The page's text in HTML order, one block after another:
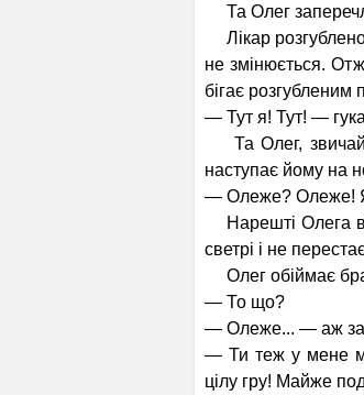
Та Олег
Лікар
не змінюється.
бігає розгубленим
— Тут я! Тут! —
Та Олег,
наступає йому на
— Олеже? Олеже!
Нарешті Олега
светрі і не
Олег обіймає
— То що?
— Олеже... — аж
— Ти теж у мене
цілу гру! Майже